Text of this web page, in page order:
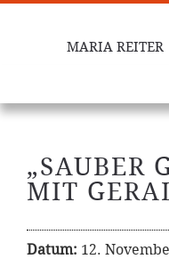
MARIA REITER
„SAUBER
MIT
Datum: 12.